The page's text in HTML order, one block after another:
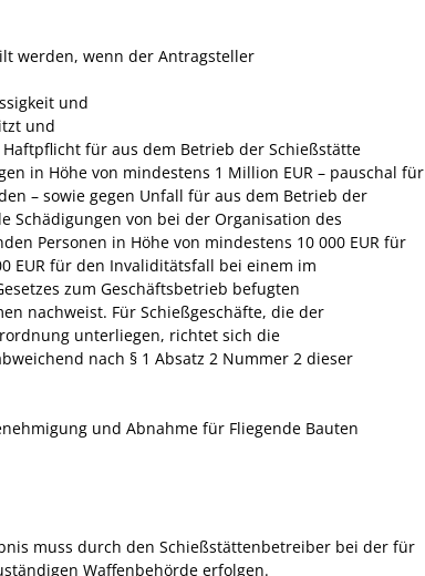
werden, wenn der Antragsteller
und
und
für aus dem Betrieb der Schießstätte
in Höhe von mindestens 1 Million EUR – pauschal für
– sowie gegen Unfall für aus dem Betrieb der
Schädigungen von bei der Organisation des
Personen in Höhe von mindestens 10 000 EUR für
EUR für den Invaliditätsfall bei einem im
zum Geschäftsbetrieb befugten
nachweist. Für Schießgeschäfte, die der
unterliegen, richtet sich die
nach § 1 Absatz 2 Nummer 2 dieser
und Abnahme für Fliegende Bauten
muss durch den Schießstättenbetreiber bei der für
Waffenbehörde erfolgen.